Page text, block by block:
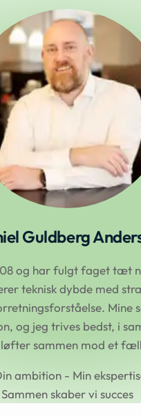
Guldberg
og har fulgt faget tæt
teknisk dybde med
og jeg trives bedst, i
sammen mod et
ambition - Min
Sammen skaber vi succes